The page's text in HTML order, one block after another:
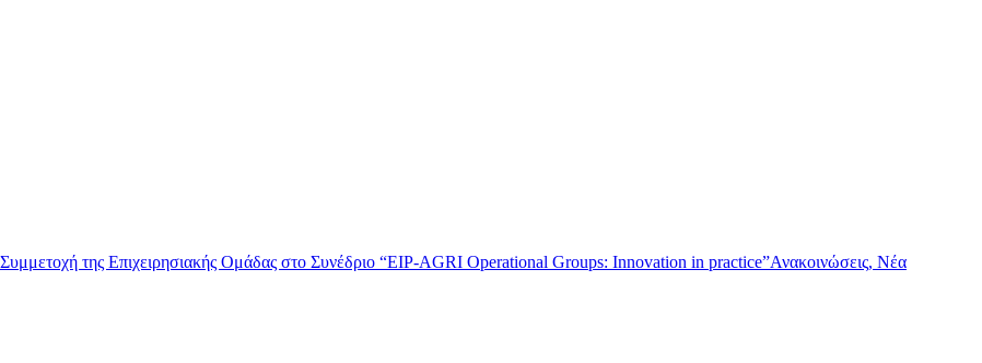
Συμμετοχή της Επιχειρησιακής Ομάδας στο Συνέδριο “EIP‑AGRI Operational Groups: Innovation in practice”Ανακοινώσεις, Νέα